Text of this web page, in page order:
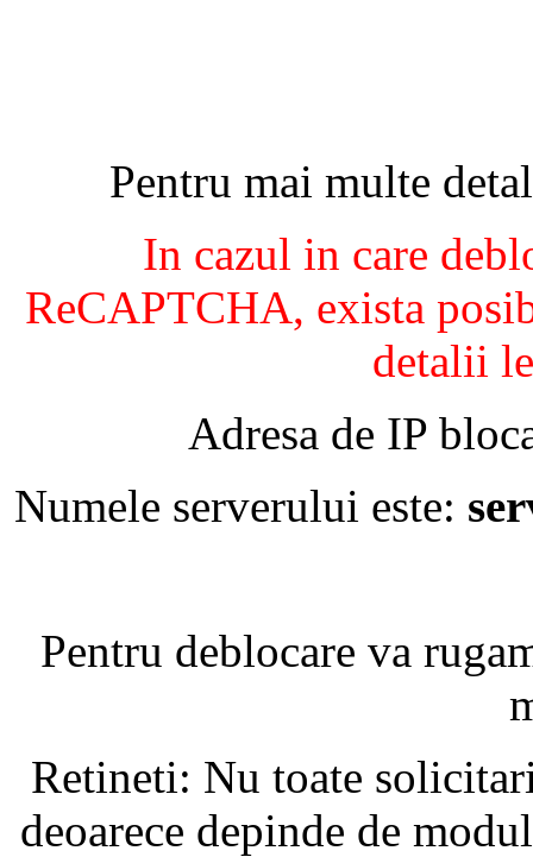
Pentru mai multe
In cazul in care
ReCAPTCHA, exista
detalii
Adresa de IP
Numele serverului este:
Pentru deblocare va
Retineti: Nu toate
deoarece depinde de